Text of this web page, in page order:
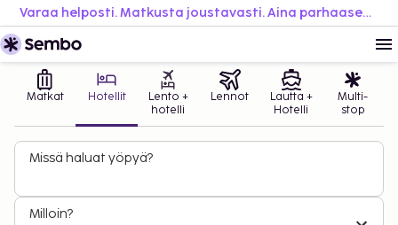
Varaa helposti. Matkusta joustavasti. Aina parhaaseen hintaan.
Matkat Hotellit
Lento +
hotelli
Lennot
Lautta +
Hotelli
Multi-
stop
Missä haluat yöpyä?
Milloin?